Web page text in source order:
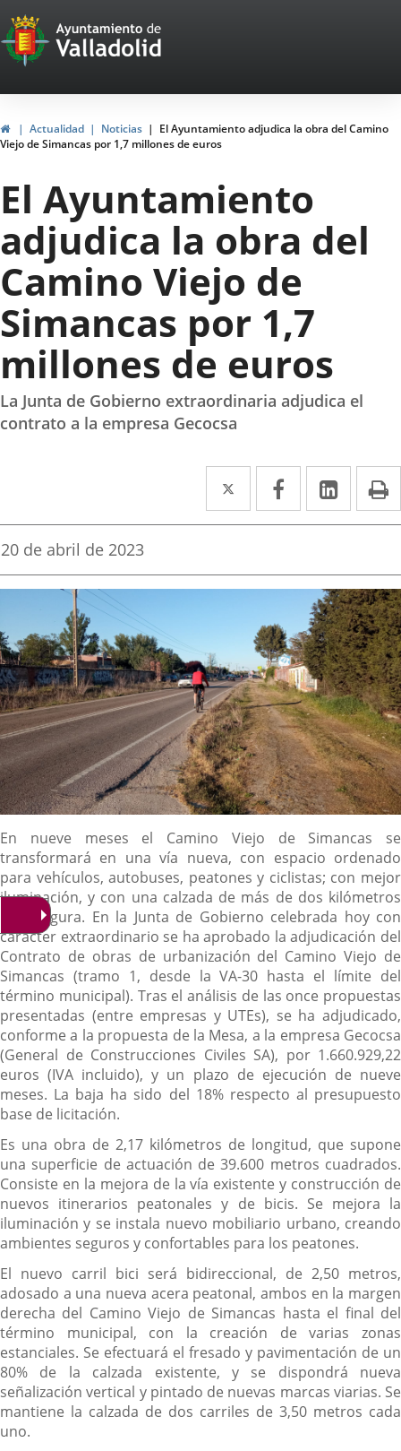
Portal
Web
del
Ayuntamiento
de
Valladolid
InicioActualidad Noticias
El Ayuntamiento adjudica la obra del Camino
Viejo de Simancas por 1,7 millones de euros
El Ayuntamiento
adjudica la obra del
Camino Viejo de
Simancas por 1,7
millones de euros
La Junta de Gobierno extraordinaria adjudica el
contrato a la empresa Gecocsa
Twitter
Enlace
a
aplicación
externa.
Facebook
Enlace
a
aplicación
externa.
Enlace
a
Fecha
la
20 de abril de 2023
Descripción
En nueve meses el Camino Viejo de Simancas se
transformará en una vía nueva, con espacio ordenado
para vehículos, autobuses, peatones y ciclistas; con mejor
iluminación, y con una calzada de más de dos kilómetros
más segura. En la Junta de Gobierno celebrada hoy con
carácter extraordinario se ha aprobado la adjudicación del
Contrato de obras de urbanización del Camino Viejo de
Simancas (tramo 1, desde la VA-30 hasta el límite del
término municipal). Tras el análisis de las once propuestas
presentadas (entre empresas y UTEs), se ha adjudicado,
conforme a la propuesta de la Mesa, a la empresa Gecocsa
(General de Construcciones Civiles SA), por 1.660.929,22
euros (IVA incluido), y un plazo de ejecución de nueve
meses. La baja ha sido del 18% respecto al presupuesto
base de licitación.
Es una obra de 2,17 kilómetros de longitud, que supone
una superficie de actuación de 39.600 metros cuadrados.
Consiste en la mejora de la vía existente y construcción de
nuevos itinerarios peatonales y de bicis. Se mejora la
iluminación y se instala nuevo mobiliario urbano, creando
ambientes seguros y confortables para los peatones.
El nuevo carril bici será bidireccional, de 2,50 metros,
adosado a una nueva acera peatonal, ambos en la margen
derecha del Camino Viejo de Simancas hasta el final del
término municipal, con la creación de varias zonas
estanciales. Se efectuará el fresado y pavimentación de un
80% de la calzada existente, y se dispondrá nueva
señalización vertical y pintado de nuevas marcas viarias. Se
mantiene la calzada de dos carriles de 3,50 metros cada
uno.